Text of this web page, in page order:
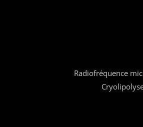
Radiofréquence